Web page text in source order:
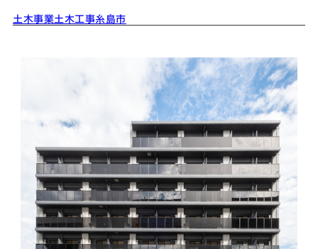
土木事業土木工事糸島市